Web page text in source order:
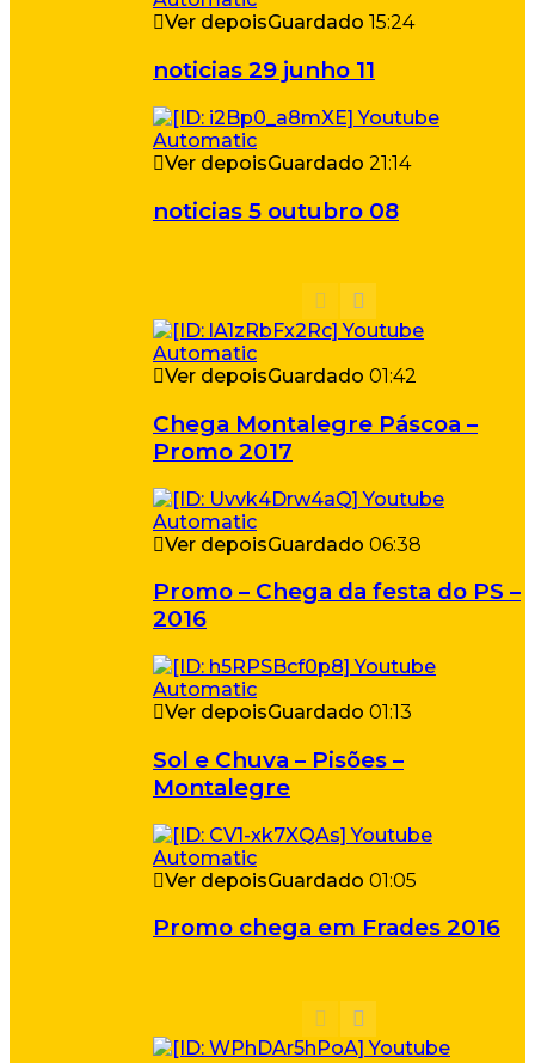
Ver depoisGuardado 15:24
noticias 29 junho 11
Ver depoisGuardado 21:14
noticias 5 outubro 08
Ver depoisGuardado 01:42
Chega Montalegre Páscoa –
Promo 2017
Ver depoisGuardado 06:38
Promo – Chega da festa do PS –
2016
Ver depoisGuardado 01:13
Sol e Chuva – Pisões –
Montalegre
Ver depoisGuardado 01:05
Promo chega em Frades 2016